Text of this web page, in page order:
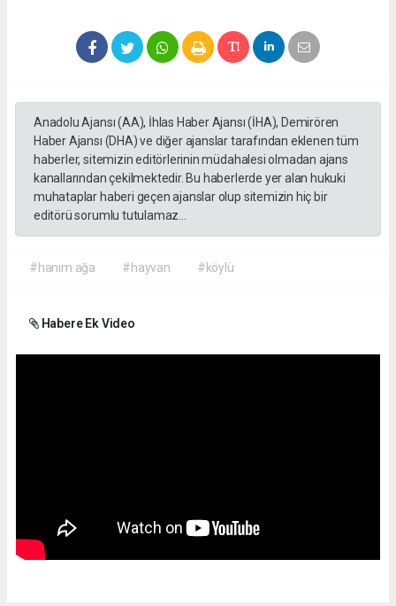
Anadolu Ajansı (AA), İhlas Haber Ajansı (İHA), Demirören
Haber Ajansı (DHA) ve diğer ajanslar tarafından eklenen tüm
haberler, sitemizin editörlerinin müdahalesi olmadan ajans
kanallarından çekilmektedir. Bu haberlerde yer alan hukuki
muhataplar haberi geçen ajanslar olup sitemizin hiç bir
editörü sorumlu tutulamaz...
#hanım ağa #hayvan #köylü
Habere Ek Video